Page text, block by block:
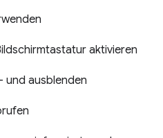
aktivieren
und ausblenden